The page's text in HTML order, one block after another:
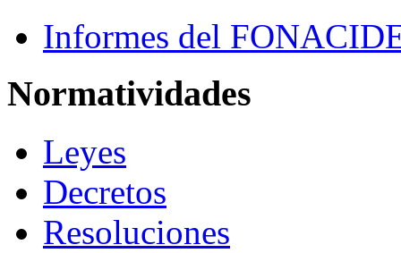
Informes del
Normatividades
Leyes
Decretos
Resoluciones